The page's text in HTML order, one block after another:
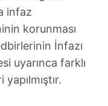
infaz
korunması
İnfazı
uyarınca farklı